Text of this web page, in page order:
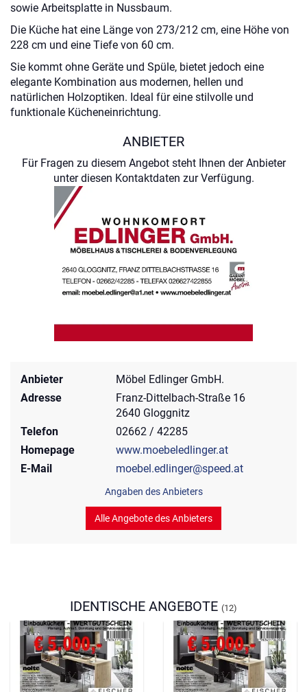
sowie Arbeitsplatte in Nussbaum.
Die Küche hat eine Länge von 273/212 cm, eine Höhe von
228 cm und eine Tiefe von 60 cm.
Sie kommt ohne Geräte und Spüle, bietet jedoch eine
elegante Kombination aus modernen, hellen und
natürlichen Holzoptiken. Ideal für eine stilvolle und
funktionale Kücheneinrichtung.
ANBIETER
Für Fragen zu diesem Angebot steht Ihnen der Anbieter
unter diesen Kontaktdaten zur Verfügung.
Anbieter
Möbel Edlinger GmbH.
Adresse
Franz-Dittelbach-Straße 16
2640 Gloggnitz
Telefon
02662 / 42285
Homepage
www.moebeledlinger.at
E-Mail
moebel.edlinger@speed.at
Angaben des Anbieters
Alle Angebote des Anbieters
IDENTISCHE ANGEBOTE (12)